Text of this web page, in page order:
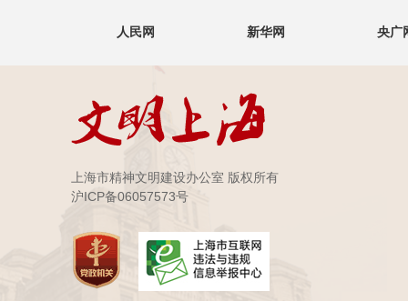
人民网 新华网 央广
上海市精神文明建设办公室 版权所有
沪ICP备06057573号